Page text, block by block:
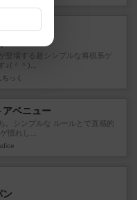
登場する超シンプルな将棋系ゲ
♪(＾＾)...
っく
ベニュー
。シンプルな ルールとで直感的
慣れし...
ン